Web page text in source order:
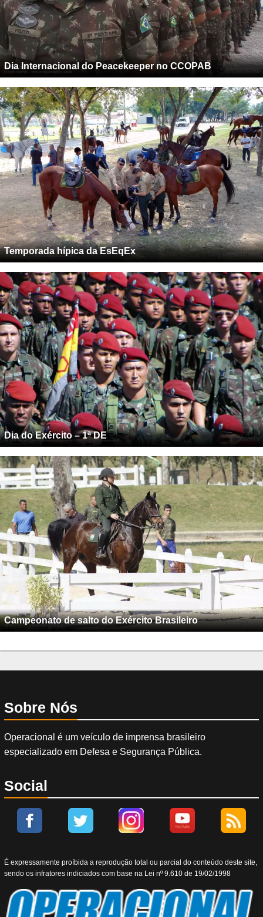
Dia Internacional do Peacekeeper no CCOPAB
Temporada hípica da EsEqEx
Dia do Exército – 1ª DE
Campeonato de salto do Exército Brasileiro
Sobre Nós
Operacional é um veículo de imprensa brasileiro
especializado em Defesa e Segurança Pública.
Social
É expressamente proíbida a reprodução total ou parcial do conteúdo deste site,
sendo os infratores indiciados com base na Lei nº 9.610 de 19/02/1998